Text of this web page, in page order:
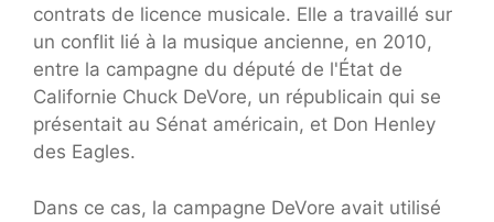
contrats de licence musicale. Elle a travaillé sur
un conflit lié à la musique ancienne, en 2010,
entre la campagne du député de l'État de
Californie Chuck DeVore, un républicain qui se
présentait au Sénat américain, et Don Henley
des Eagles.
Dans ce cas, la campagne DeVore avait utilisé